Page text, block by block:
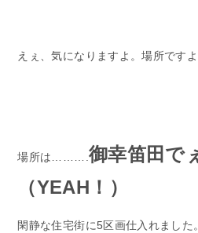
えぇ、気になりますよ。場所ですよ
場所は………. 御幸笛田で
（YEAH！）
閑静な住宅街に5区画仕入れました。